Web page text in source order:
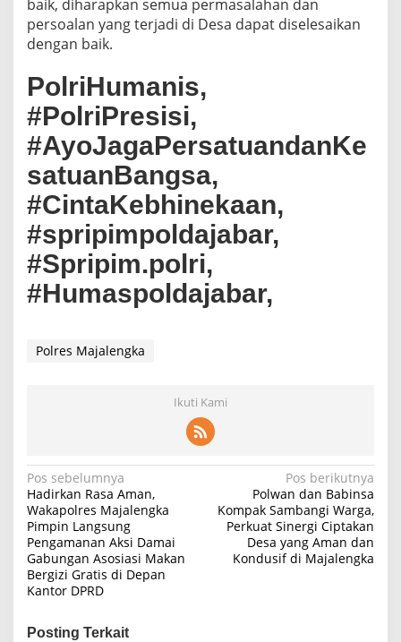
baik, diharapkan semua permasalahan dan
persoalan yang terjadi di Desa dapat diselesaikan
dengan baik.
PolriHumanis,
#PolriPresisi,
#AyoJagaPersatuandanKe
satuanBangsa,
#CintaKebhinekaan,
#spripimpoldajabar,
#Spripim.polri,
#Humaspoldajabar,
Polres Majalengka
Ikuti Kami
Navigasi
pos
Pos sebelumnya
Hadirkan Rasa Aman,
Wakapolres Majalengka
Pimpin Langsung
Pengamanan Aksi Damai
Gabungan Asosiasi Makan
Bergizi Gratis di Depan
Kantor DPRD
Pos berikutnya
Polwan dan Babinsa
Kompak Sambangi Warga,
Perkuat Sinergi Ciptakan
Desa yang Aman dan
Kondusif di Majalengka
Posting Terkait